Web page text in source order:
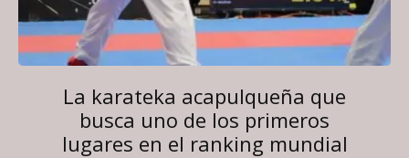
La karateka acapulqueña que
busca uno de los primeros
lugares en el ranking mundial